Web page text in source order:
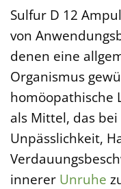
Sulfur D 12
von
denen eine
Organismus
homöopathische
als Mittel, das
Unpässlichkeit,
innerer Unruhe